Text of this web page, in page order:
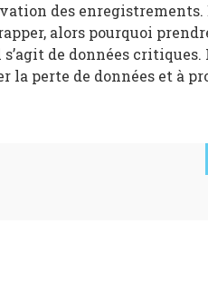
des enregistrements.
alors pourquoi
de données critiques.
la perte de données et à